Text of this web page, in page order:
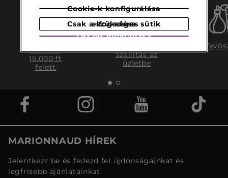
szállítás
15.000 ft
felett
szállítás az
üzletbe
MARIONNAUD HÍREK
Jelentkezz be és fedezd fel újdonságainkat és
legfrisebb ajánlatainkat
Cookie-k konfigurálása
Csak a szükséges sütik elfogadása
Összes elfogadása